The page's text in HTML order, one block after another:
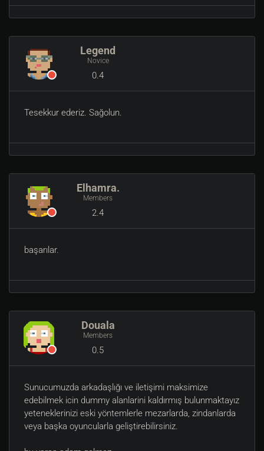
Legend
Novice
0.4
Tesekkur ederiz. Sağolun.
Elhamra.
Members
2.4
başarılar.
Douala
Members
0.5
Sunucumuzda arkadaşlığı ve iletişimi maksimize
edebilmek icin dummy alanlarini kaldırmış bulunmaktayız
yeteneklerinizi eski yöntemlerle mezarlarda, zindanlarda
veya başka oyuncularla geliştirebilirsiniz.